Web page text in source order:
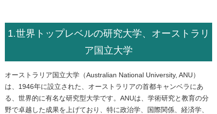
1.世界トップレベルの研究大学、オーストラリ
ア国立大学
オーストラリア国立大学（Australian National University, ANU）
は、1946年に設立された、オーストラリアの首都キャンベラにあ
る、世界的に有名な研究型大学です。ANUは、学術研究と教育の分
野で卓越した成果を上げており、特に政治学、国際関係、経済学、